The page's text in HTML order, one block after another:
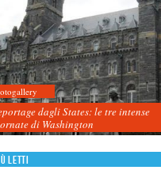
dagli States: le tre intense
di Washington
letti